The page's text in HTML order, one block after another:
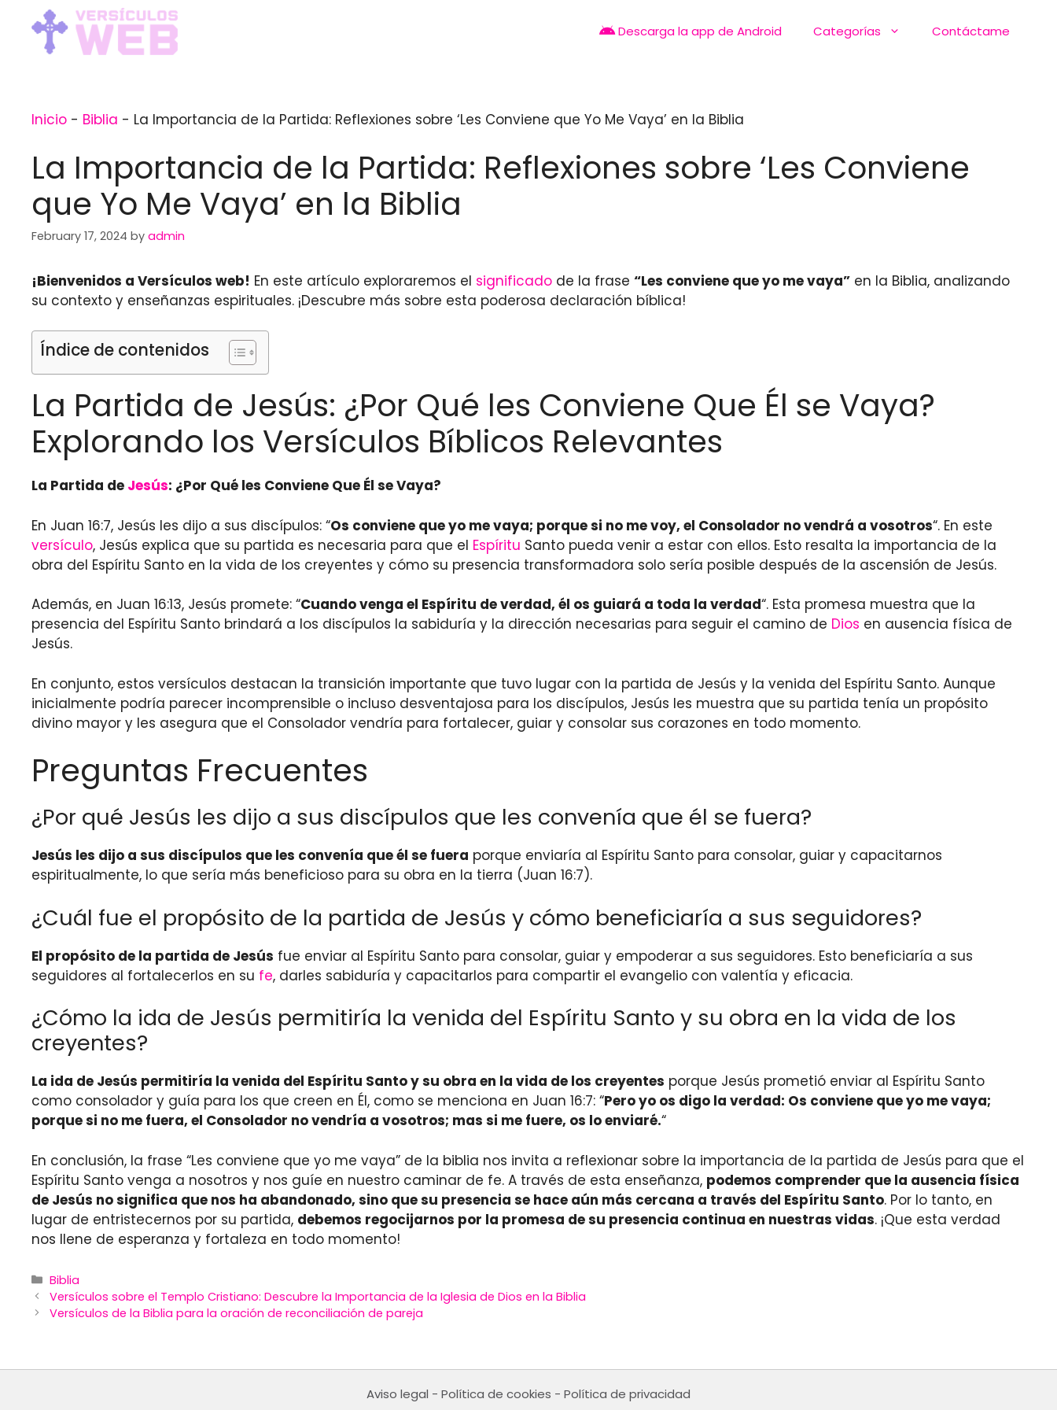
content
Descarga la app de Android Categorías Contáctame
Inicio - Biblia - La Importancia de la Partida: Reflexiones sobre ‘Les Conviene que Yo Me Vaya’ en la Biblia
La Importancia de la Partida: Reflexiones sobre ‘Les Conviene
que Yo Me Vaya’ en la Biblia
February 17, 2024 by admin
¡Bienvenidos a Versículos web! En este artículo exploraremos el significado de la frase “Les conviene que yo me vaya” en la Biblia, analizando
su contexto y enseñanzas espirituales. ¡Descubre más sobre esta poderosa declaración bíblica!
Índice de contenidos
La Partida de Jesús: ¿Por Qué les Conviene Que Él se Vaya?
Explorando los Versículos Bíblicos Relevantes
La Partida de Jesús: ¿Por Qué les Conviene Que Él se Vaya?
En Juan 16:7, Jesús les dijo a sus discípulos: “Os conviene que yo me vaya; porque si no me voy, el Consolador no vendrá a vosotros“. En este
versículo, Jesús explica que su partida es necesaria para que el Espíritu Santo pueda venir a estar con ellos. Esto resalta la importancia de la
obra del Espíritu Santo en la vida de los creyentes y cómo su presencia transformadora solo sería posible después de la ascensión de Jesús.
Además, en Juan 16:13, Jesús promete: “Cuando venga el Espíritu de verdad, él os guiará a toda la verdad“. Esta promesa muestra que la
presencia del Espíritu Santo brindará a los discípulos la sabiduría y la dirección necesarias para seguir el camino de Dios en ausencia física de
Jesús.
En conjunto, estos versículos destacan la transición importante que tuvo lugar con la partida de Jesús y la venida del Espíritu Santo. Aunque
inicialmente podría parecer incomprensible o incluso desventajosa para los discípulos, Jesús les muestra que su partida tenía un propósito
divino mayor y les asegura que el Consolador vendría para fortalecer, guiar y consolar sus corazones en todo momento.
Preguntas Frecuentes
¿Por qué Jesús les dijo a sus discípulos que les convenía que él se fuera?
Jesús les dijo a sus discípulos que les convenía que él se fuera porque enviaría al Espíritu Santo para consolar, guiar y capacitarnos
espiritualmente, lo que sería más beneficioso para su obra en la tierra (Juan 16:7).
¿Cuál fue el propósito de la partida de Jesús y cómo beneficiaría a sus seguidores?
El propósito de la partida de Jesús fue enviar al Espíritu Santo para consolar, guiar y empoderar a sus seguidores. Esto beneficiaría a sus
seguidores al fortalecerlos en su fe, darles sabiduría y capacitarlos para compartir el evangelio con valentía y eficacia.
¿Cómo la ida de Jesús permitiría la venida del Espíritu Santo y su obra en la vida de los
creyentes?
La ida de Jesús permitiría la venida del Espíritu Santo y su obra en la vida de los creyentes porque Jesús prometió enviar al Espíritu Santo
como consolador y guía para los que creen en Él, como se menciona en Juan 16:7: “Pero yo os digo la verdad: Os conviene que yo me vaya;
porque si no me fuera, el Consolador no vendría a vosotros; mas si me fuere, os lo enviaré.“
En conclusión, la frase “Les conviene que yo me vaya” de la biblia nos invita a reflexionar sobre la importancia de la partida de Jesús para que el
Espíritu Santo venga a nosotros y nos guíe en nuestro caminar de fe. A través de esta enseñanza, podemos comprender que la ausencia física
de Jesús no significa que nos ha abandonado, sino que su presencia se hace aún más cercana a través del Espíritu Santo. Por lo tanto, en
lugar de entristecernos por su partida, debemos regocijarnos por la promesa de su presencia continua en nuestras vidas. ¡Que esta verdad
nos llene de esperanza y fortaleza en todo momento!
Categories
Biblia
Versículos sobre el Templo Cristiano: Descubre la Importancia de la Iglesia de Dios en la Biblia
Versículos de la Biblia para la oración de reconciliación de pareja
Aviso legal - Política de cookies - Política de privacidad